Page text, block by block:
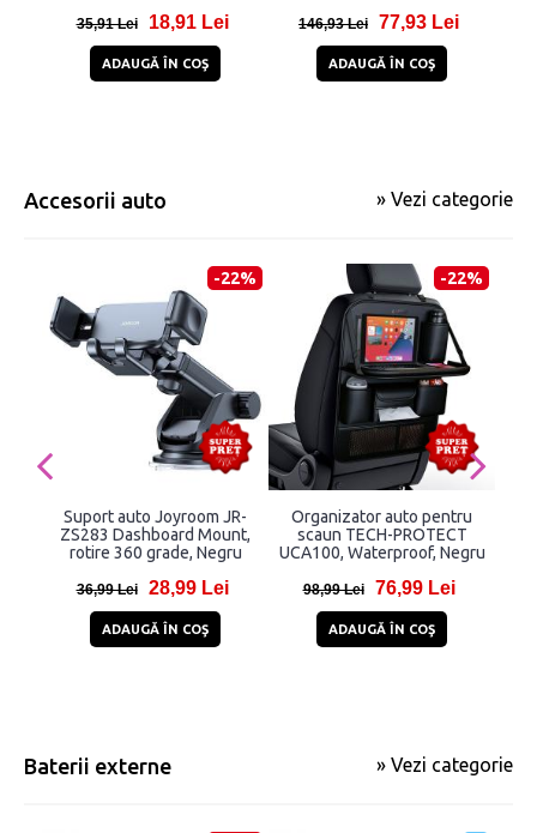
35,91 Lei 18,91 Lei
ADAUGĂ ÎN COŞ
146,93 Lei 77,93 Lei
ADAUGĂ ÎN COŞ
Accesorii auto » Vezi categorie
-22%
Suport auto Joyroom JR-
ZS283 Dashboard Mount,
rotire 360 grade, Negru
36,99 Lei 28,99 Lei
ADAUGĂ ÎN COŞ
-22%
Organizator auto pentru
scaun TECH-PROTECT
UCA100, Waterproof, Negru
98,99 Lei 76,99 Lei
ADAUGĂ ÎN COŞ
Baterii externe » Vezi categorie